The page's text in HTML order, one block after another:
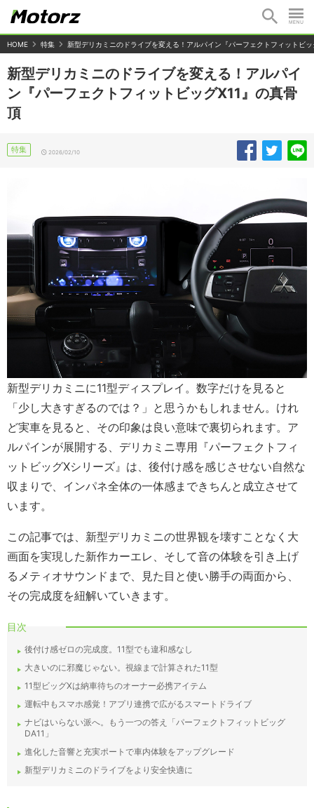
HOME 特集 新型デリカミニのドライブを変える！アルパイン『パーフェクトフィットビッ
新型デリカミニのドライブを変える！アルパイ
ン『パーフェクトフィットビッグX11』の真骨
頂
特集 2026/02/10
新型デリカミニに11型ディスプレイ。数字だけを見ると
「少し大きすぎるのでは？」と思うかもしれません。けれ
ど実車を見ると、その印象は良い意味で裏切られます。ア
ルパインが展開する、デリカミニ専用『パーフェクトフィ
ットビッグXシリーズ』は、後付け感を感じさせない自然な
収まりで、インパネ全体の一体感まできちんと成立させて
います。
この記事では、新型デリカミニの世界観を壊すことなく大
画面を実現した新作カーエレ、そして音の体験を引き上げ
るメティオサウンドまで、見た目と使い勝手の両面から、
その完成度を紐解いていきます。
目次
後付け感ゼロの完成度。11型でも違和感なし
大きいのに邪魔じゃない。視線まで計算された11型
11型ビッグXは納車待ちのオーナー必携アイテム
運転中もスマホ感覚！アプリ連携で広がるスマートドライブ
ナビはいらない派へ。もう一つの答え「パーフェクトフィットビッグ
DA11」
進化した音響と充実ポートで車内体験をアップグレード
新型デリカミニのドライブをより安全快適に